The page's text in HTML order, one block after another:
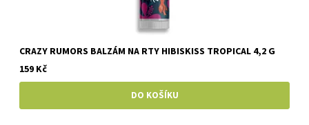
CRAZY RUMORS BALZÁM NA RTY HIBISKISS TROPICAL 4,2 G
159 Kč